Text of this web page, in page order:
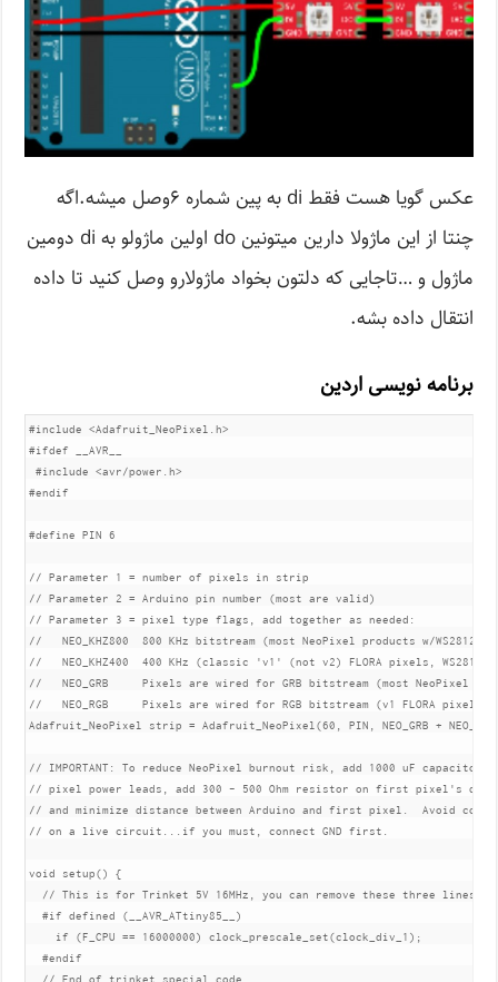
عکس گویا هست فقط di به پین شماره ۶وصل میشه.اگه
چنتا از این ماژولا دارین میتونین do اولین ماژولو به di دومین
ماژول و …تاجایی که دلتون بخواد ماژولارو وصل کنید تا داده
انتقال داده بشه.
برنامه نویسی اردین
#include <Adafruit_NeoPixel.h>
#ifdef __AVR__
#include <avr/power.h>
#endif
#define PIN 6
// Parameter 1 = number of pixels in strip
// Parameter 2 = Arduino pin number (most are valid)
// Parameter 3 = pixel type flags, add together as needed:
//   NEO_KHZ800  800 KHz bitstream (most NeoPixel products w/WS2812
//   NEO_KHZ400  400 KHz (classic 'v1' (not v2) FLORA pixels, WS2811
//   NEO_GRB     Pixels are wired for GRB bitstream (most NeoPixel
//   NEO_RGB     Pixels are wired for RGB bitstream (v1 FLORA pixels,
Adafruit_NeoPixel strip = Adafruit_NeoPixel(60, PIN, NEO_GRB +
// IMPORTANT: To reduce NeoPixel burnout risk, add 1000 uF capacitor
// pixel power leads, add 300 - 500 Ohm resistor on first pixel's
// and minimize distance between Arduino and first pixel.  Avoid
// on a live circuit...if you must, connect GND first.
void setup() {
// This is for Trinket 5V 16MHz, you can remove these three lines
  #if defined (__AVR_ATtiny85__)
    if (F_CPU == 16000000) clock_prescale_set(clock_div_1);
  #endif
  // End of trinket special code